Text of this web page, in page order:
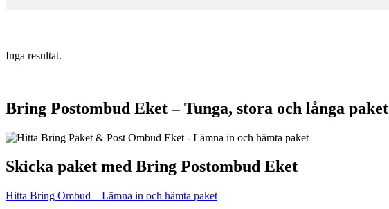
Inga resultat.
Bring Postombud Eket – Tunga, stora och långa paket
Skicka paket med Bring Postombud Eket
Hitta Bring Ombud – Lämna in och hämta paket